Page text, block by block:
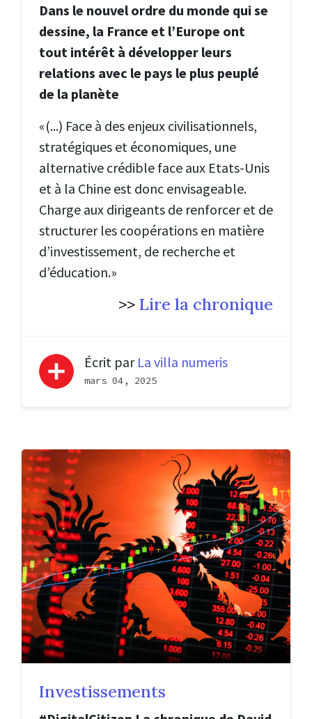
Dans le nouvel ordre du monde qui se
dessine, la France et l’Europe ont
tout intérêt à développer leurs
relations avec le pays le plus peuplé
de la planète
«(...) Face à des enjeux civilisationnels,
stratégiques et économiques, une
alternative crédible face aux Etats-Unis
et à la Chine est donc envisageable.
Charge aux dirigeants de renforcer et de
structurer les coopérations en matière
d’investissement, de recherche et
d’éducation.»
>> Lire la chronique
Écrit par La villa numeris
mars 04, 2025
Investissements